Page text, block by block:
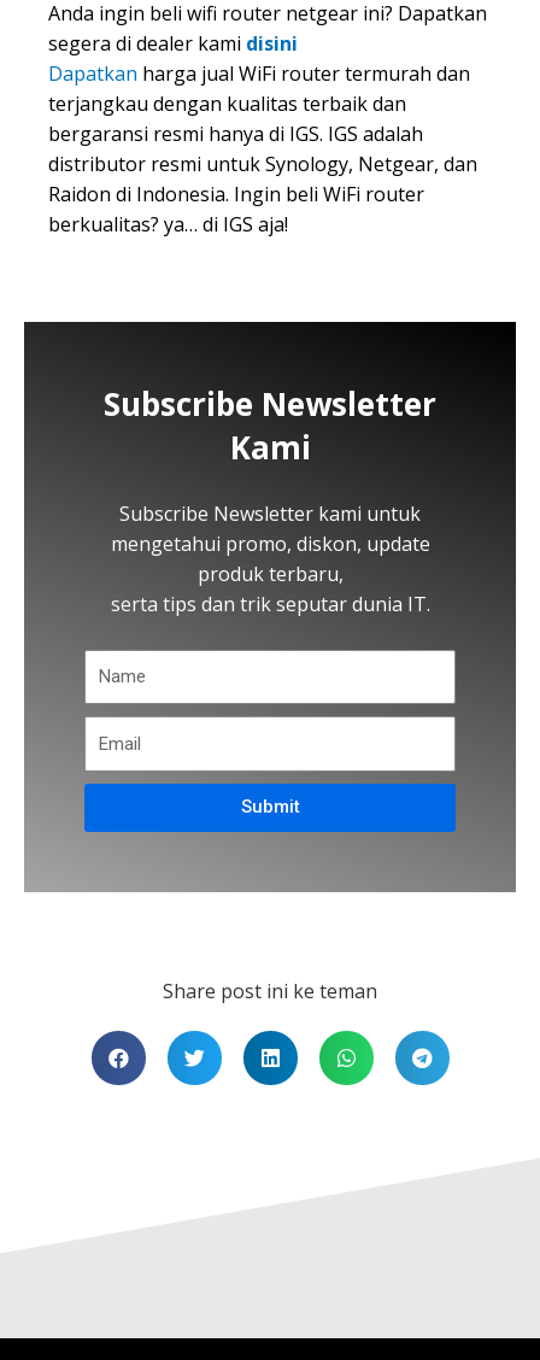
Anda ingin beli wifi router netgear ini? Dapatkan
segera di dealer kami disini
Dapatkan harga jual WiFi router termurah dan
terjangkau dengan kualitas terbaik dan
bergaransi resmi hanya di IGS. IGS adalah
distributor resmi untuk Synology, Netgear, dan
Raidon di Indonesia. Ingin beli WiFi router
berkualitas? ya… di IGS aja!
Subscribe Newsletter
Kami
Subscribe Newsletter kami untuk
mengetahui promo, diskon, update
produk terbaru,
serta tips dan trik seputar dunia IT.
Submit
Share post ini ke teman